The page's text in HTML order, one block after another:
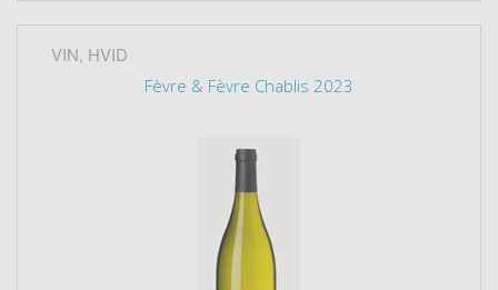
VIN, HVID
Fèvre & Fèvre Chablis 2023